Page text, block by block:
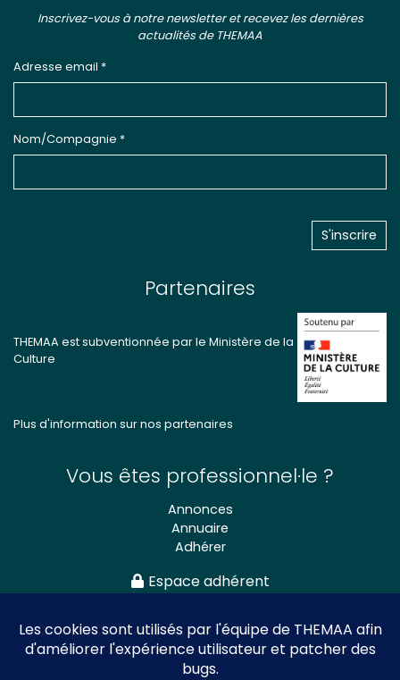
Inscrivez-vous à notre newsletter et recevez les dernières
actualités de THEMAA
Adresse email *
Nom/Compagnie *
Partenaires
THEMAA est subventionnée par le Ministère de la
Culture
Plus d'information sur nos partenaires
Vous êtes professionnel·le ?
Annonces
Annuaire
Adhérer
Espace adhérent